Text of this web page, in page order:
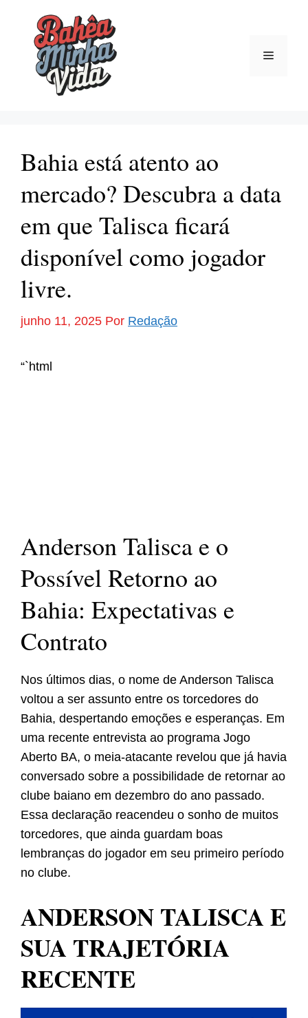
conteúdo
Menu
Bahia está atento ao
mercado? Descubra a data
em que Talisca ficará
disponível como jogador
livre.
junho 11, 2025 Por Redação
“`html
Anderson Talisca e o
Possível Retorno ao
Bahia: Expectativas e
Contrato
Nos últimos dias, o nome de Anderson Talisca
voltou a ser assunto entre os torcedores do
Bahia, despertando emoções e esperanças. Em
uma recente entrevista ao programa Jogo
Aberto BA, o meia-atacante revelou que já havia
conversado sobre a possibilidade de retornar ao
clube baiano em dezembro do ano passado.
Essa declaração reacendeu o sonho de muitos
torcedores, que ainda guardam boas
lembranças do jogador em seu primeiro período
no clube.
ANDERSON TALISCA E
SUA TRAJETÓRIA
RECENTE